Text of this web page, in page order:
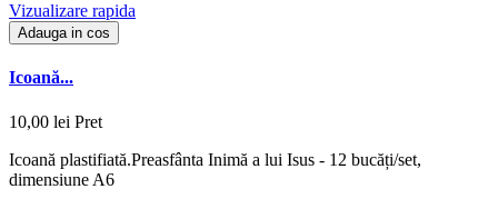
Vizualizare rapida
Adauga in cos
Icoană...
10,00 lei Pret
Icoană plastifiată.Preasfânta Inimă a lui Isus - 12 bucăți/set,
dimensiune A6